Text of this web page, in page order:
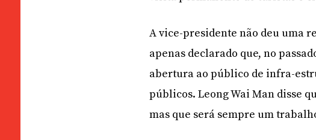
A vice-presidente não deu uma
apenas declarado que, no
abertura ao público de infra-
públicos. Leong Wai Man disse
mas que será sempre um